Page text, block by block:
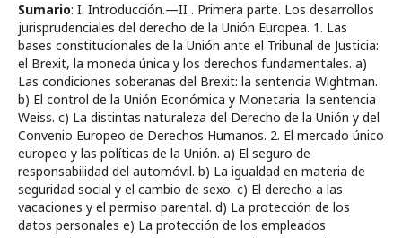
Sumario: I. Introducción.—II . Primera parte. Los desarrollos
jurisprudenciales del derecho de la Unión Europea. 1. Las
bases constitucionales de la Unión ante el Tribunal de Justicia:
el Brexit, la moneda única y los derechos fundamentales. a)
Las condiciones soberanas del Brexit: la sentencia Wightman.
b) El control de la Unión Económica y Monetaria: la sentencia
Weiss. c) La distintas naturaleza del Derecho de la Unión y del
Convenio Europeo de Derechos Humanos. 2. El mercado único
europeo y las políticas de la Unión. a) El seguro de
responsabilidad del automóvil. b) La igualdad en materia de
seguridad social y el cambio de sexo. c) El derecho a las
vacaciones y el permiso parental. d) La protección de los
datos personales e) La protección de los empleados